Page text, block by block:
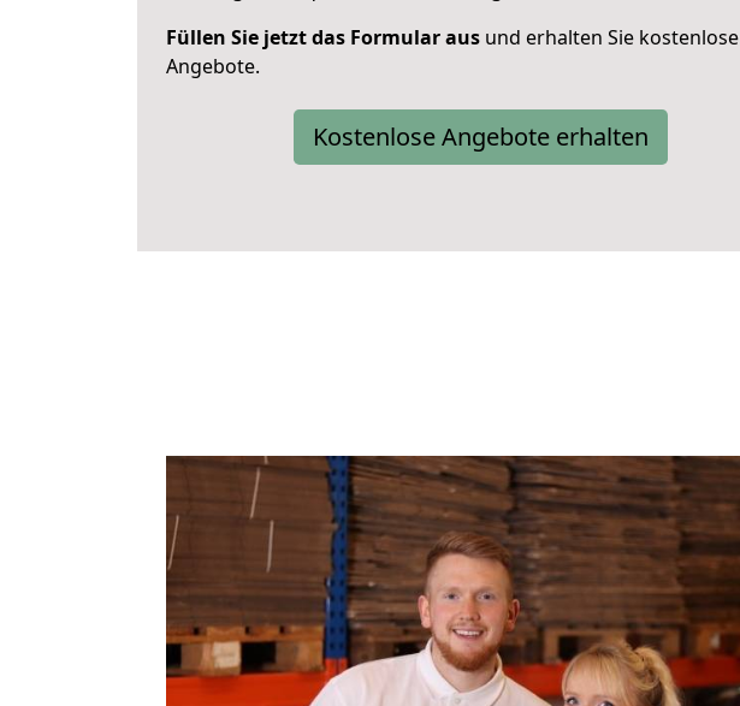
Füllen Sie jetzt das Formular aus und erhalten Sie kostenlose
Angebote.
Kostenlose Angebote erhalten